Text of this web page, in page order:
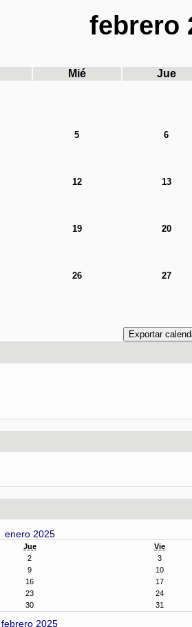
febrero
Mié Jue
5 6
12 13
19 20
26 27
enero 2025
Jue Vie
2 3
9 10
16 17
23 24
30 31
febrero 2025